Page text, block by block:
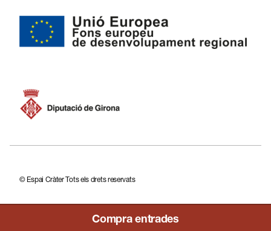
Compra entrades
© Espai Cràter Tots els drets reservats